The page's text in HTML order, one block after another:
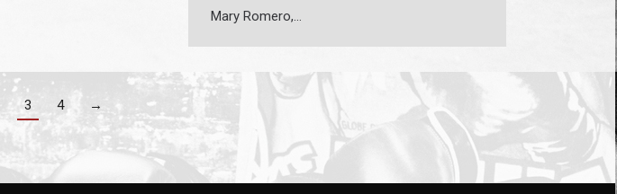
Mary Romero,…
3 4 →